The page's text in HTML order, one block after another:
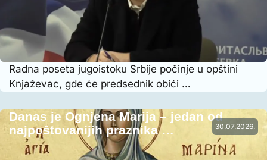
Radna poseta jugoistoku Srbije počinje u opštini
Knjaževac, gde će predsednik obići …
30.07.2026.
Danas je Ognjena Marija – jedan od
najpoštovanijih praznika …